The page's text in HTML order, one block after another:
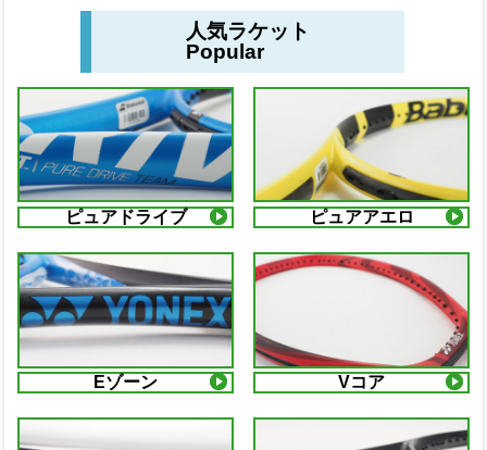
人気ラケット
Popular
ピュアドライブ ピュアアエロ
Eゾーン Vコア